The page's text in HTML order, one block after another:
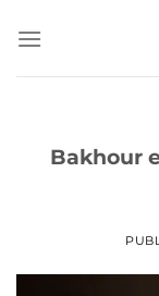
au
Bakhour